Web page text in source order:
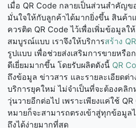
เมื่อ QR Code กลายเป็นส่วนสำคัญข
มั่นใจให้กับลูกค้าได้มากยิ่งขึ้น สินค้า
ควรติด QR Code ไว้เพื่อเพิ่มข้อมูลใ
สมบูรณ์แบบ เราจึงให้บริการสร้าง
รูปแบบ เพื่อช่วยส่งเสริมการขายหรื
ดีเยี่ยมมากขึ้น โดยรับผลิตดังนี้ QR
ถึงข้อมูล ข่าวสาร และรายละเอียดต่
บริการยุคใหม่ ไม่จำเป็นที่จะต้องคลิก
วุ่นวายอีกต่อไป เพราะเพียงแค่ใช้
หมายก็จะสามารถตรงเข้าสู่ทุกข้อมูลไ
ถึงได้ง่ายมากที่สุด